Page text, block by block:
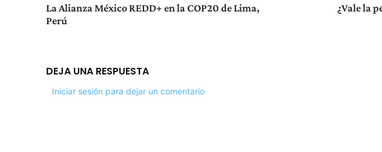
La Alianza México REDD+ en la COP20 de Lima,
Perú
¿Vale la
DEJA UNA RESPUESTA
Iniciar sesión para dejar un comentario